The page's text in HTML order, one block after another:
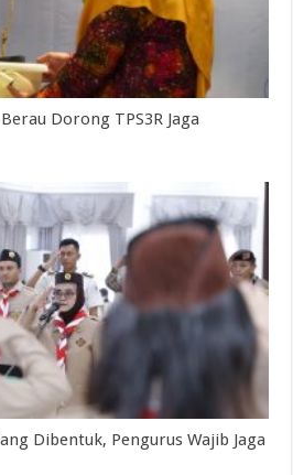
Dorong TPS3R Jaga
Dibentuk, Pengurus Wajib Jaga